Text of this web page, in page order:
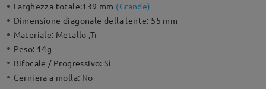
Larghezza totale:139 mm (Grande)
Dimensione diagonale della lente: 55 mm
Materiale: Metallo ,Tr
Peso: 14g
Bifocale / Progressivo:Sì
Cerniera a molla: No